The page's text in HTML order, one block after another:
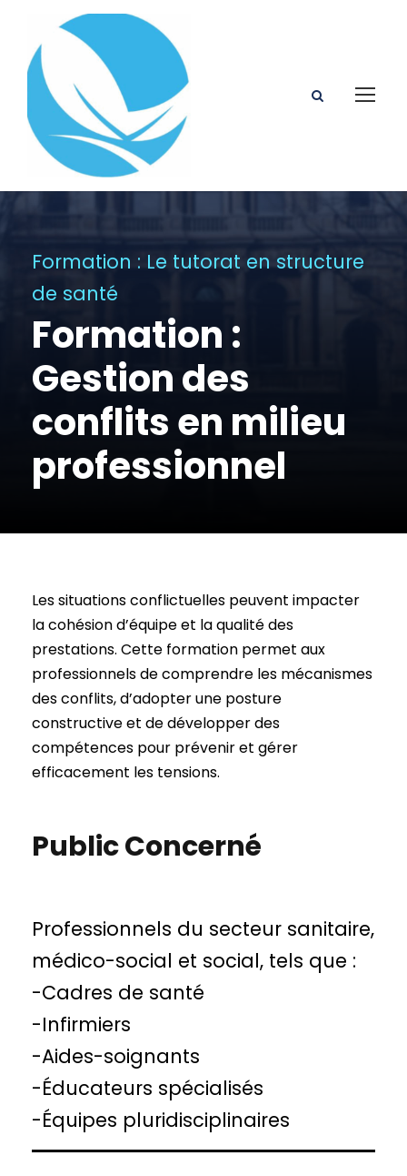
Formation : Le tutorat en structure
de santé
Formation :
Gestion des
conflits en milieu
professionnel
Les situations conflictuelles peuvent impacter
la cohésion d’équipe et la qualité des
prestations. Cette formation permet aux
professionnels de comprendre les mécanismes
des conflits, d’adopter une posture
constructive et de développer des
compétences pour prévenir et gérer
efficacement les tensions.
Public Concerné
Professionnels du secteur sanitaire,
médico-social et social, tels que :
-Cadres de santé
-Infirmiers
-Aides-soignants
-Éducateurs spécialisés
-Équipes pluridisciplinaires